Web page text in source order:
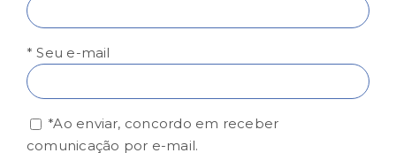
* Seu e-mail
*Ao enviar, concordo em receber
comunicação por e-mail.